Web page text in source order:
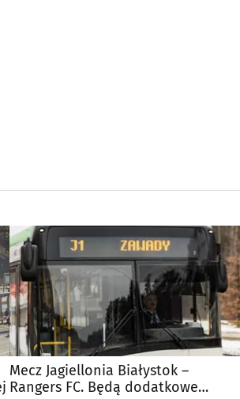
Mecz Jagiellonia Białystok –
Rangers FC. Będą dodatkowe